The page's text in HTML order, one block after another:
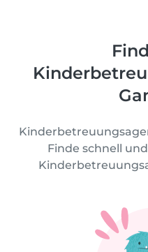
Finde schnell